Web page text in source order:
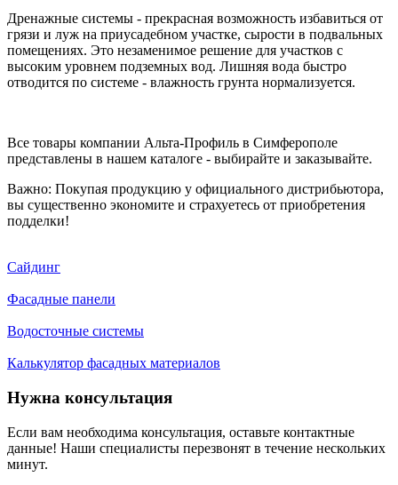
Дренажные системы - прекрасная возможность избавиться от
грязи и луж на приусадебном участке, сырости в подвальных
помещениях. Это незаменимое решение для участков с
высоким уровнем подземных вод. Лишняя вода быстро
отводится по системе - влажность грунта нормализуется.
Все товары компании Альта-Профиль в Симферополе
представлены в нашем каталоге - выбирайте и заказывайте.
Важно: Покупая продукцию у официального дистрибьютора,
вы существенно экономите и страхуетесь от приобретения
подделки!
Сайдинг
Фасадные панели
Водосточные системы
Калькулятор фасадных материалов
Нужна консультация
Если вам необходима консультация, оставьте контактные
данные! Наши специалисты перезвонят в течение нескольких
минут.